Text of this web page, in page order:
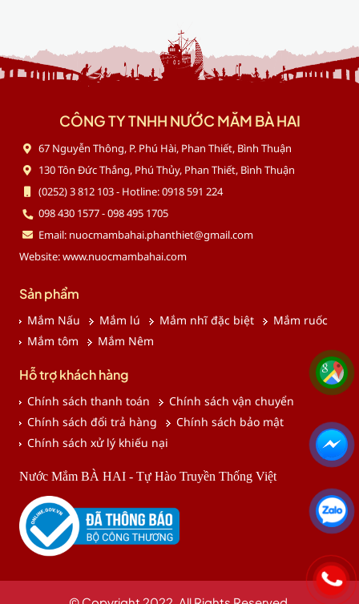
CÔNG TY TNHH NƯỚC MẮM BÀ HAI
67 Nguyễn Thông, P. Phú Hài, Phan Thiết, Bình Thuận
130 Tôn Đức Thắng, Phú Thủy, Phan Thiết, Bình Thuận
(0252) 3 812 103 - Hotline: 0918 591 224
098 430 1577 - 098 495 1705
Email: nuocmambahai.phanthiet@gmail.com
Website: www.nuocmambahai.com
Sản phẩm
Mắm Nấu Mắm lú Mắm nhĩ đặc biệt
Mắm ruốc
Mắm tôm
Mắm Nêm
Hỗ trợ khách hàng
Chính sách thanh toán
Chính sách vận chuyển
Chính sách đổi trả hàng
Chính sách bảo mật
Chính sách xử lý khiếu nại
Nước Mắm BÀ HAI - Tự Hào Truyền Thống Việt